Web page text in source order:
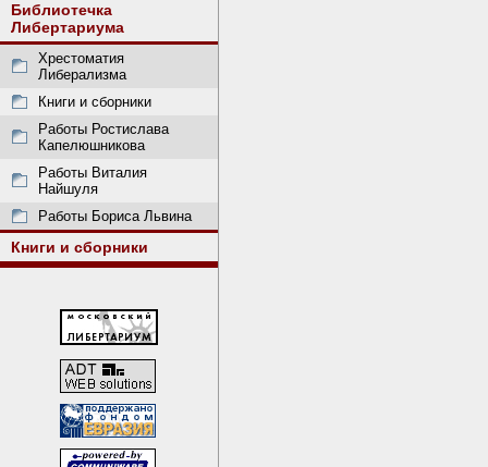
Библиотечка
Либертариума
Хрестоматия
Либерализма
Книги и сборники
Работы Ростислава
Капелюшникова
Работы Виталия
Найшуля
Работы Бориса Львина
Книги и сборники